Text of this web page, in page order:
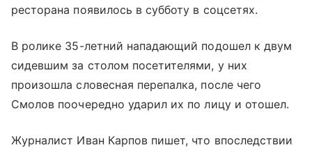
ресторана появилось в субботу в соцсетях.
В ролике 35-летний нападающий подошел к двум
сидевшим за столом посетителями, у них
произошла словесная перепалка, после чего
Смолов поочередно ударил их по лицу и отошел.
Журналист Иван Карпов пишет, что впоследствии